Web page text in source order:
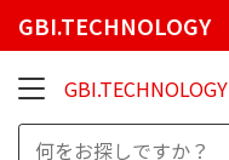
GBI.TECHNOLOGY
GBI.TECHNOLOGY